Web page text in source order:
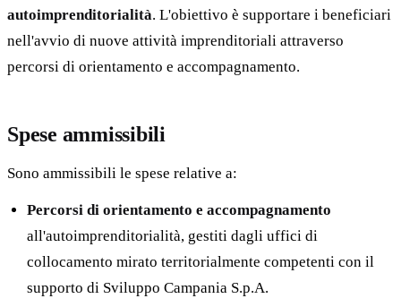
autoimprenditorialità. L'obiettivo è supportare i beneficiari
nell'avvio di nuove attività imprenditoriali attraverso
percorsi di orientamento e accompagnamento.
Spese ammissibili
Sono ammissibili le spese relative a:
Percorsi di orientamento e accompagnamento
all'autoimprenditorialità, gestiti dagli uffici di
collocamento mirato territorialmente competenti con il
supporto di Sviluppo Campania S.p.A.